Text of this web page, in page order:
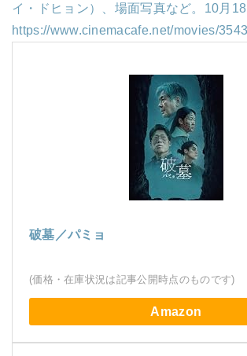
イ・ドヒョン）、場面写真など。10月18
https://www.cinemacafe.net/movies/
破墓／パミョ
(価格・在庫状況は記事公開時点のものです)
Amazon